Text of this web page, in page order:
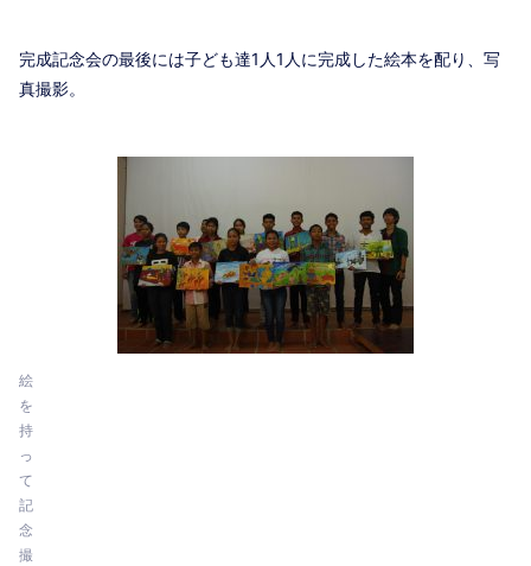
完成記念会の最後には子ども達1人1人に完成した絵本を配り、写
真撮影。
絵
を
持
っ
て
記
念
撮